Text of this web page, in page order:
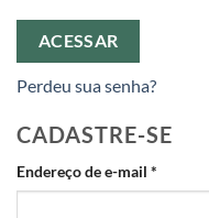
ACESSAR
Perdeu sua senha?
CADASTRE-SE
Endereço de e-mail *